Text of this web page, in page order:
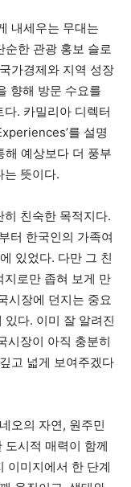
내세우는 무대는
한 관광 홍보 슬로
가경제와 지역 성장
향해 방문 수요를
. 카밀리아 디렉터
를 설명
해 예상보다 더 풍부
는 뜻이다.
친숙한 목적지다.
터 한국인의 가족여
있었다. 다만 그 친
지로만 좁혀 보게 만
시장에 던지는 중요
다. 이미 잘 알려진
시장이 아직 충분히
고 넓게 보여주겠다
오의 자연, 원주민
도시적 매력이 함께
이미지에서 한 단계